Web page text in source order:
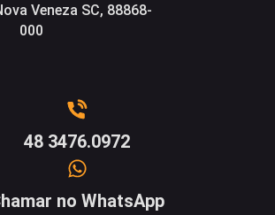
Veneza SC, 88868-
000
48 3476.0972
no WhatsApp